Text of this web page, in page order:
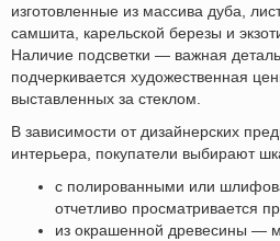
изготовленные из массива дуба,
самшита, карельской березы и
Наличие подсветки — важная
подчеркивается художественная
выставленных за стеклом.
В зависимости от дизайнерских
интерьера, покупатели выбирают
с полированными или
отчетливо просматривается
из окрашенной древесины —